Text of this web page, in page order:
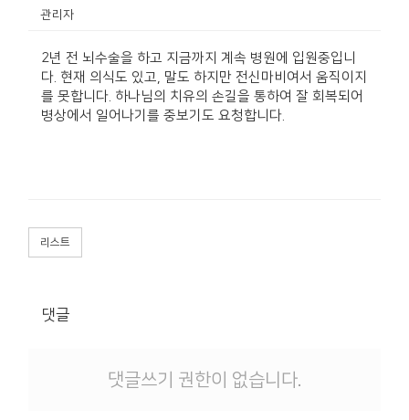
관리자
2년 전 뇌수술을 하고 지금까지 계속 병원에 입원중입니
다. 현재 의식도 있고, 말도 하지만 전신마비여서 움직이지
를 못합니다. 하나님의 치유의 손길을 통하여 잘 회복되어
병상에서 일어나기를 중보기도 요청합니다.
리스트
댓글
댓글쓰기 권한이 없습니다.